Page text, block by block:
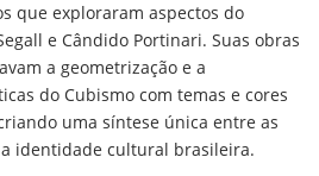
que exploraram aspectos do
e Cândido Portinari. Suas obras
a geometrização e a
do Cubismo com temas e cores
uma síntese única entre as
identidade cultural brasileira.